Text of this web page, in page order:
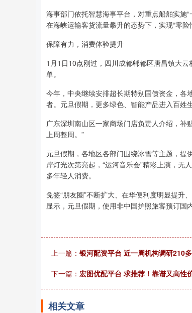
海事部门依托智慧海事平台，对重点船舶实施
在海峡运输客货流量攀升的态势下，实现“零险
保障有力，消费体验提升
1月1日10点刚过，四川成都郫都区唐昌镇大
单。
今年，中央继续安排超长期特别国债资金，各
者。元旦假期，更多绿色、智能产品进入百姓
广东深圳南山区一家商场门店负责人介绍，补
上周整周。”
元旦假期，各地区各部门围绕冰雪等主题，提
岸灯光次第亮起，“运河音乐会”精彩上演，无
多年轻人消费。
免签“朋友圈”不断扩大、在华便利度明显提
显示，元旦假期，使用非中国护照旅客预订国
上一篇： 银河配资平台 近一周机构调研210
下一篇： 宏图优配平台 求推荐！靠谱又高性
相关文章